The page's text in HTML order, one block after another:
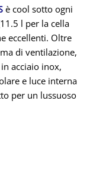
è cool sotto ogni
l per la cella
eccellenti. Oltre
di ventilazione,
acciaio inox,
e luce interna
per un lussuoso